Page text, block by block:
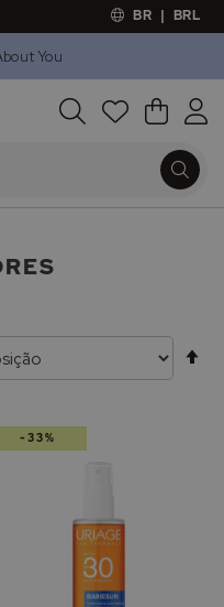
BR | BRL
You
Procura O Meu
-33%